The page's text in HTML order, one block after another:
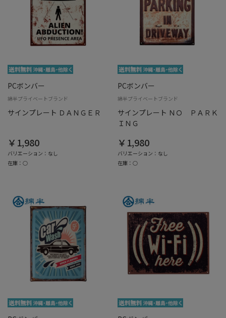
PCボンバー
綿半プライベートブランド
サインプレート ＤＡＮＧＥＲ
￥1,980
バリエーション：なし
在庫：○
PCボンバー
綿半プライベートブランド
サインプレート ＮＯ ＰＡＲＫ
ＩＮＧ
￥1,980
バリエーション：なし
在庫：○